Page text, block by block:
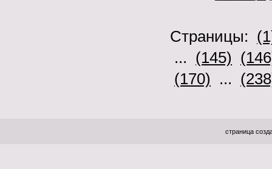
Страницы:
... (145)
(170) ...
страница